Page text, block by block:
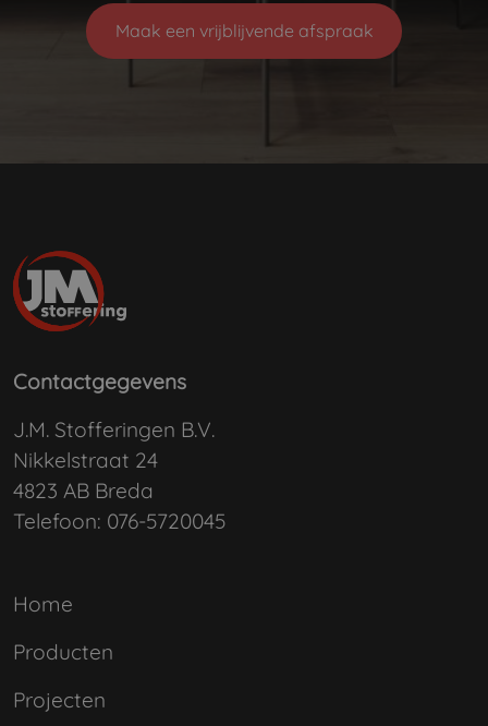
Maak een vrijblijvende afspraak
Contactgegevens
J.M. Stofferingen B.V.
Nikkelstraat 24
4823 AB Breda
Telefoon: 076-5720045
Home
Producten
Projecten